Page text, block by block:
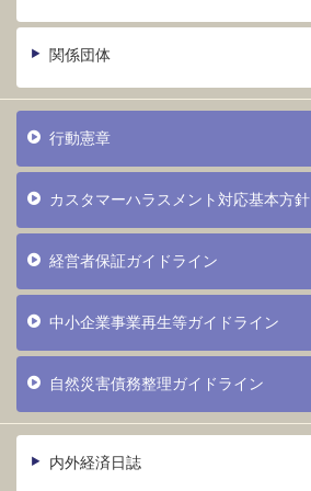
関係団体
行動憲章
カスタマーハラスメント対応基本方針
経営者保証ガイドライン
中小企業事業再生等ガイドライン
自然災害債務整理ガイドライン
内外経済日誌